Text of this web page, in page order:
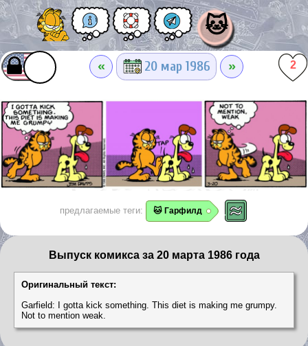
🐱
« 20 мар 1986 » 2
предлагаемые теги: 🐱 Гарфилд
Выпуск комикса за 20 марта 1986 года
Оригинальный текст:
Garfield: I gotta kick something. This diet is making me grumpy.
Not to mention weak.